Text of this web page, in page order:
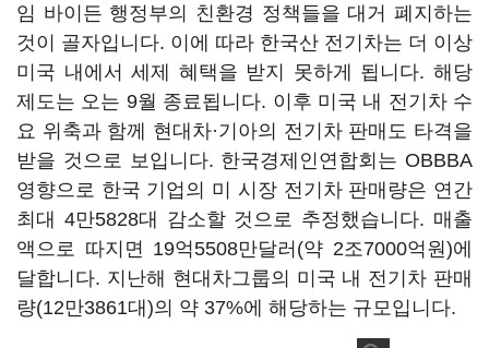
임 바이든 행정부의 친환경 정책들을 대거 폐지하는
것이 골자입니다. 이에 따라 한국산 전기차는 더 이상
미국 내에서 세제 혜택을 받지 못하게 됩니다. 해당
제도는 오는 9월 종료됩니다. 이후 미국 내 전기차 수
요 위축과 함께 현대차·기아의 전기차 판매도 타격을
받을 것으로 보입니다. 한국경제인연합회는 OBBBA
영향으로 한국 기업의 미 시장 전기차 판매량은 연간
최대 4만5828대 감소할 것으로 추정했습니다. 매출
액으로 따지면 19억5508만달러(약 2조7000억원)에
달합니다. 지난해 현대차그룹의 미국 내 전기차 판매
량(12만3861대)의 약 37%에 해당하는 규모입니다.